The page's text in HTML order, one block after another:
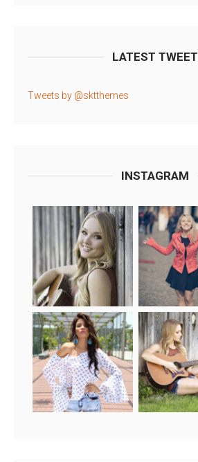
LATEST TWEET
Tweets by @sktthemes
INSTAGRAM